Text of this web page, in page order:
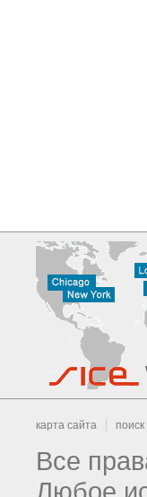
карта сайта поиск
Все